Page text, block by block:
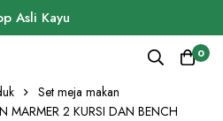
Asli Kayu
0
Set meja makan
MARMER 2 KURSI DAN BENCH